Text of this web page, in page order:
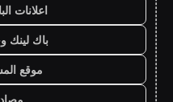
اعلانات
باك
موقع